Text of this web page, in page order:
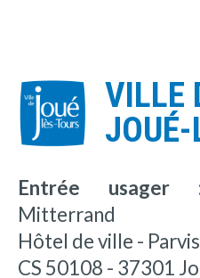
VILLE
JOUÉ-
Entrée usager
Mitterrand
Hôtel de ville -
CS 50108 - 37301